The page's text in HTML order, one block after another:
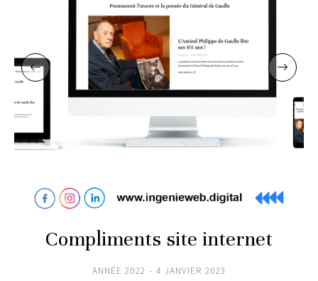
Compliments site internet
ANNÉE 2022 4 JANVIER 2023